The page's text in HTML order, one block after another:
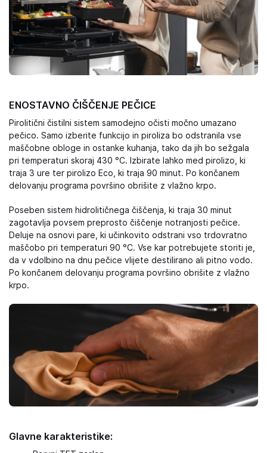
ENOSTAVNO ČIŠČENJE PEČICE
Pirolitični čistilni sistem samodejno očisti močno umazano
pečico. Samo izberite funkcijo in piroliza bo odstranila vse
maščobne obloge in ostanke kuhanja, tako da jih bo sežgala
pri temperaturi skoraj 430 °C. Izbirate lahko med pirolizo, ki
traja 3 ure ter pirolizo Eco, ki traja 90 minut. Po končanem
delovanju programa površino obrišite z vlažno krpo.
Poseben sistem hidrolitičnega čiščenja, ki traja 30 minut
zagotavlja povsem preprosto čiščenje notranjosti pečice.
Deluje na osnovi pare, ki učinkovito odstrani vso trdovratno
maščobo pri temperaturi 90 °C. Vse kar potrebujete storiti je,
da v vdolbino na dnu pečice vlijete destilirano ali pitno vodo.
Po končanem delovanju programa površino obrišite z vlažno
krpo.
Glavne karakteristike: